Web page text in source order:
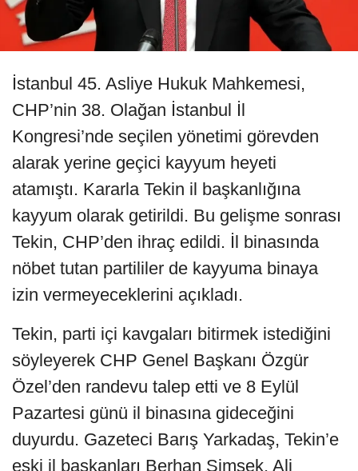
İstanbul 45. Asliye Hukuk Mahkemesi,
CHP’nin 38. Olağan İstanbul İl
Kongresi’nde seçilen yönetimi görevden
alarak yerine geçici kayyum heyeti
atamıştı. Kararla Tekin il başkanlığına
kayyum olarak getirildi. Bu gelişme sonrası
Tekin, CHP’den ihraç edildi. İl binasında
nöbet tutan partililer de kayyuma binaya
izin vermeyeceklerini açıkladı.
Tekin, parti içi kavgaları bitirmek istediğini
söyleyerek CHP Genel Başkanı Özgür
Özel’den randevu talep etti ve 8 Eylül
Pazartesi günü il binasına gideceğini
duyurdu. Gazeteci Barış Yarkadaş, Tekin’e
eski il başkanları Berhan Şimşek, Ali